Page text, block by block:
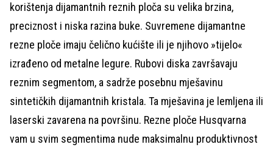
korištenja dijamantnih reznih ploča su velika brzina,
preciznost i niska razina buke. Suvremene dijamantne
rezne ploče imaju čelično kućište ili je njihovo »tijelo«
izrađeno od metalne legure. Rubovi diska završavaju
reznim segmentom, a sadrže posebnu mješavinu
sintetičkih dijamantnih kristala. Ta mješavina je lemljena ili
laserski zavarena na površinu. Rezne ploče Husqvarna
vam u svim segmentima nude maksimalnu produktivnost